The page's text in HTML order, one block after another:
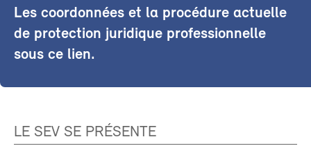
Les coordonnées et la procédure actuelle
de protection juridique professionnelle
sous ce lien.
LE SEV SE PRÉSENTE